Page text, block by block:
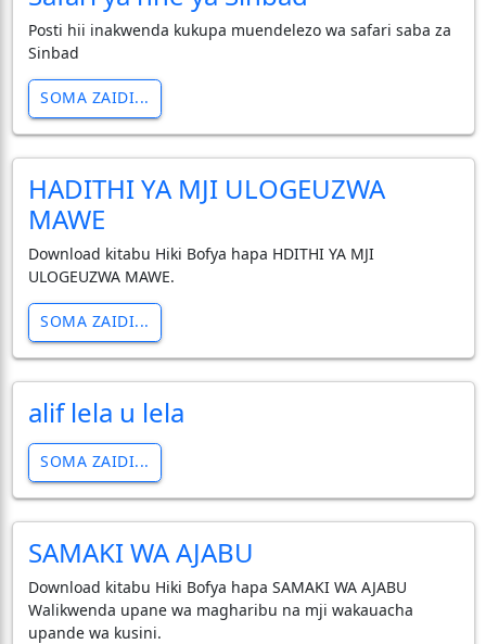
Posti hii inakwenda kukupa muendelezo wa safari saba za
Sinbad
SOMA ZAIDI...
HADITHI YA MJI ULOGEUZWA
MAWE
Download kitabu Hiki Bofya hapa HDITHI YA MJI
ULOGEUZWA MAWE.
SOMA ZAIDI...
alif lela u lela
SOMA ZAIDI...
SAMAKI WA AJABU
Download kitabu Hiki Bofya hapa SAMAKI WA AJABU
Walikwenda upane wa magharibu na mji wakauacha
upande wa kusini.